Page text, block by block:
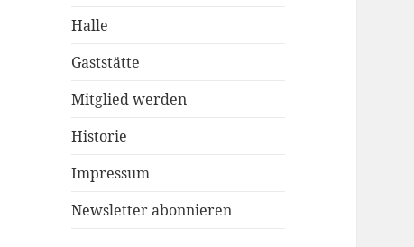
Halle
Gaststätte
Mitglied werden
Historie
Impressum
Newsletter abonnieren